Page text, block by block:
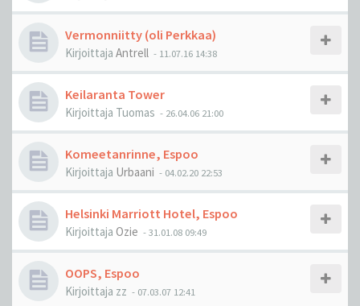
Vermonniitty (oli Perkkaa)
Kirjoittaja Antrell - 11.07.16 14:38
Keilaranta Tower
Kirjoittaja Tuomas - 26.04.06 21:00
Komeetanrinne, Espoo
Kirjoittaja Urbaani - 04.02.20 22:53
Helsinki Marriott Hotel, Espoo
Kirjoittaja Ozie -31.01.08 09:49
OOPS, Espoo
Kirjoittaja zz - 07.03.07 12:41